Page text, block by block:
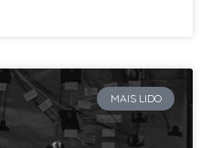
MAIS LIDO